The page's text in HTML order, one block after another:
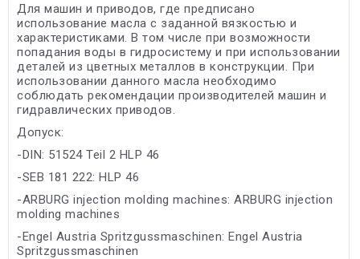
Для машин и приводов, где предписано
использование масла с заданной вязкостью и
характеристиками. В том числе при возможности
попадания воды в гидросистему и при использовании
деталей из цветных металлов в конструкции. При
использовании данного масла необходимо
соблюдать рекомендации производителей машин и
гидравлических приводов.
Допуск:
-DIN: 51524 Teil 2 HLP 46
-SEB 181 222: HLP 46
-ARBURG injection molding machines: ARBURG injection
molding machines
-Engel Austria Spritzgussmaschinen: Engel Austria
Spritzgussmaschinen